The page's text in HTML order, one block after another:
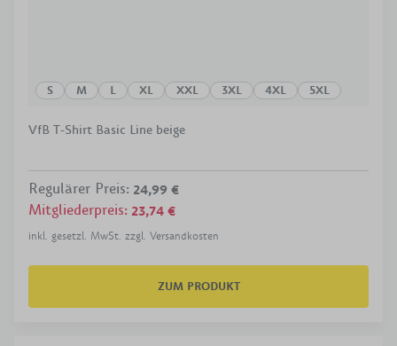
S M L XL XXL 3XL 4XL 5XL
VfB T-Shirt Basic Line beige
Regulärer Preis: 24,99 €
Mitgliederpreis: 23,74 €
inkl. gesetzl. MwSt. zzgl. Versandkosten
ZUM PRODUKT